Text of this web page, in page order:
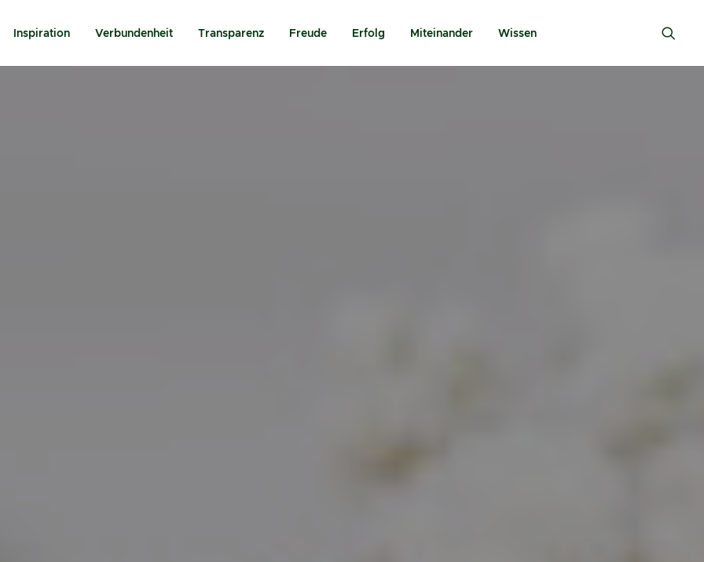
Inspiration Verbundenheit Transparenz Freude Erfolg Miteinander Wissen